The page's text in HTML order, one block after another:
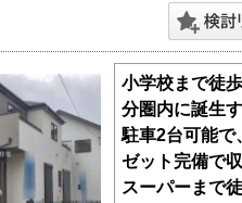
小学校まで徒
分圏内に誕生
駐車2台可能で
ゼット完備で
スーパーまで